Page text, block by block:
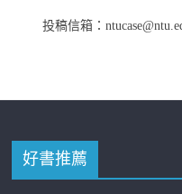
投稿信箱：
好書推薦